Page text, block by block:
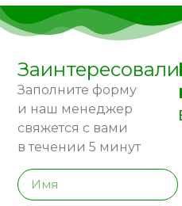
Заполните форму
и наш менеджер
свяжется с вами
в течении 5 минут